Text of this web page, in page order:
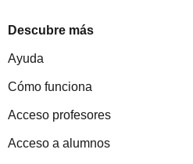
Descubre más
Ayuda
Cómo funciona
Acceso profesores
Acceso a alumnos